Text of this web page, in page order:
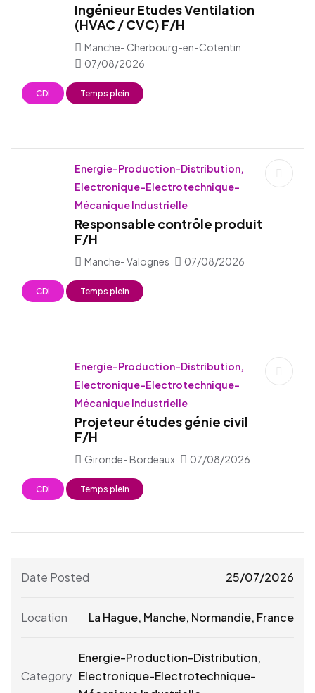
Ingénieur Etudes Ventilation
(HVAC / CVC) F/H
Manche- Cherbourg-en-Cotentin
07/08/2026
CDI Temps plein
Energie-Production-Distribution,
Electronique-Electrotechnique-
Mécanique Industrielle
Responsable contrôle produit
F/H
Manche- Valognes 07/08/2026
CDI Temps plein
Energie-Production-Distribution,
Electronique-Electrotechnique-
Mécanique Industrielle
Projeteur études génie civil
F/H
Gironde- Bordeaux 07/08/2026
CDI Temps plein
Date Posted 25/07/2026
Location La Hague, Manche, Normandie, France
Category
Energie-Production-Distribution,
Electronique-Electrotechnique-